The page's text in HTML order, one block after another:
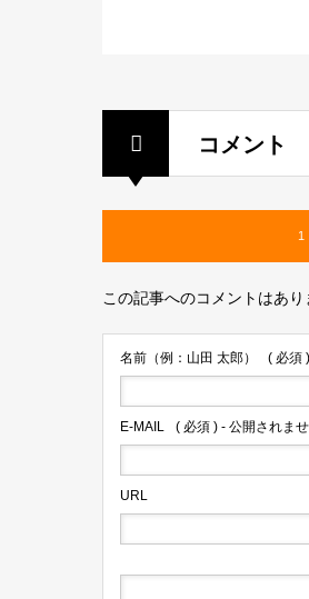
コメント
1
この記事へのコメントはあり
名前（例：山田 太郎） ( 必須 )
E-MAIL ( 必須 ) - 公開されま
URL